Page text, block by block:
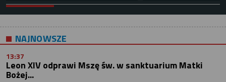
NAJNOWSZE
13:37
Leon XIV odprawi Mszę św. w sanktuarium Matki
Bożej...